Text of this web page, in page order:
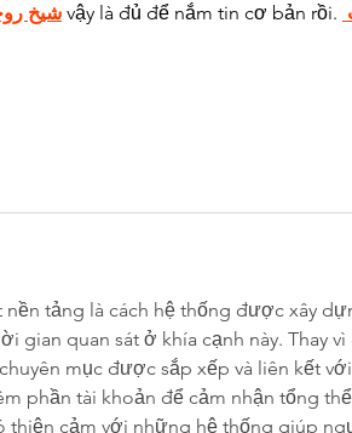
شيخ vậy là đủ để nắm tin cơ bản rồi.
tảng là cách hệ thống được xây
gian quan sát ở khía cạnh này. Thay vì
mục được sắp xếp và liên kết với
phần tài khoản để cảm nhận tổng thể
thiện cảm với những hệ thống giúp